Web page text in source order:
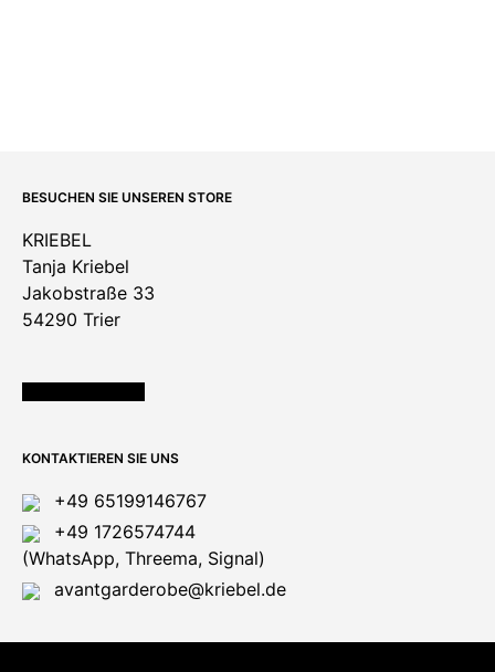
BESUCHEN SIE UNSEREN STORE
KRIEBEL
Tanja Kriebel
Jakobstraße 33
54290 Trier
KONTAKTIEREN SIE UNS
+49 65199146767
+49 1726574744
(WhatsApp, Threema, Signal)
avantgarderobe@kriebel.de